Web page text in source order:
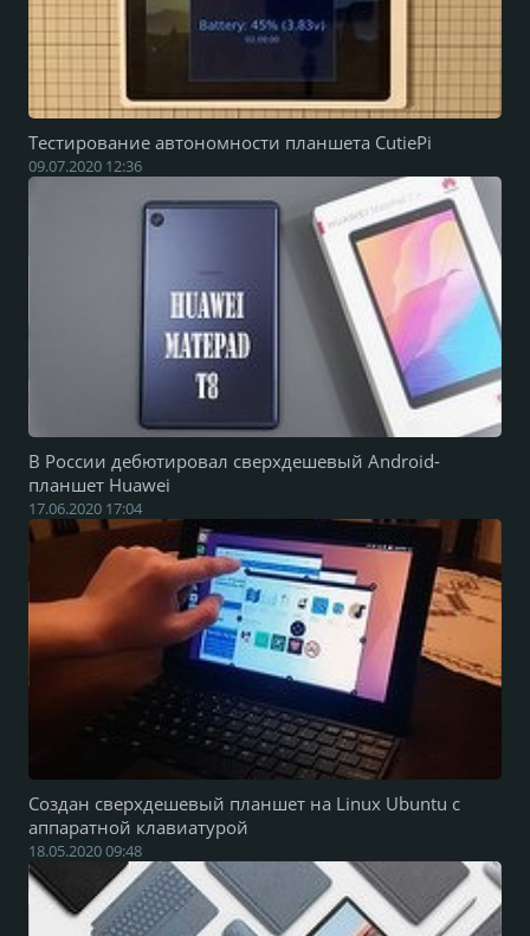
Тестирование автономности планшета CutiePi
09.07.2020 12:36
В России дебютировал сверхдешевый Android-
планшет Huawei
17.06.2020 17:04
Создан сверхдешевый планшет на Linux Ubuntu с
аппаратной клавиатурой
18.05.2020 09:48